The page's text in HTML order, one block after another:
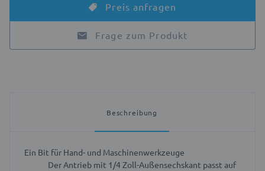
Preis anfragen
Frage zum Produkt
Beschreibung
Ein Bit für Hand- und Maschinenwerkzeuge
Der Antrieb mit 1/4 Zoll-Außensechskant passt auf